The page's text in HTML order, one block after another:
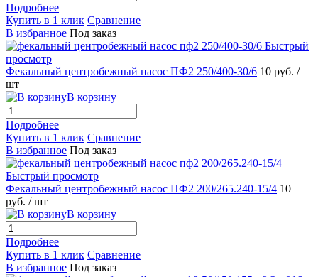
Подробнее
Купить в 1 клик Сравнение
В избранное Под заказ
Быстрый
просмотр
Фекальный центробежный насос ПФ2 250/400-30/6 10 руб. /
шт
В корзину
Подробнее
Купить в 1 клик Сравнение
В избранное Под заказ
Быстрый просмотр
Фекальный центробежный насос ПФ2 200/265.240-15/4 10
руб. / шт
В корзину
Подробнее
Купить в 1 клик Сравнение
В избранное Под заказ